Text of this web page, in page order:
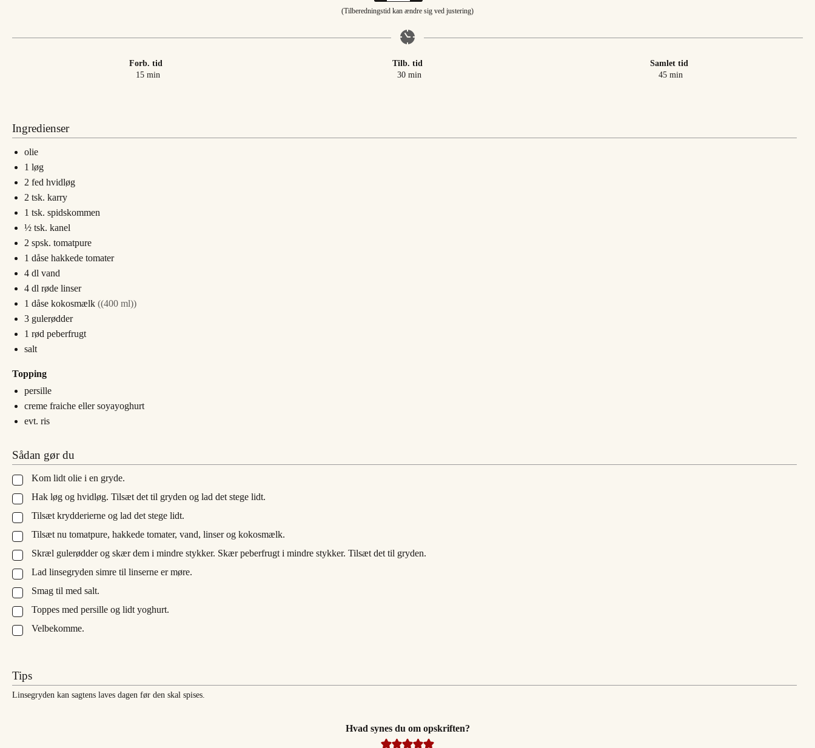
(Tilberedningstid kan ændre sig ved justering)
Forb. tid
15minutter
min
Tilb. tid
30minutter
min
Samlet tid
45minutter
min
Ingredienser
olie
1 løg
2 fed hvidløg
2 tsk. karry
1 tsk. spidskommen
½ tsk. kanel
2 spsk. tomatpure
1 dåse hakkede tomater
4 dl vand
4 dl røde linser
1 dåse kokosmælk ((400 ml))
3 gulerødder
1 rød peberfrugt
salt
Topping
persille
creme fraiche eller soyayoghurt
evt. ris
Sådan gør du
▢
Kom lidt olie i en gryde.
▢
Hak løg og hvidløg. Tilsæt det til gryden og lad det stege lidt.
▢
Tilsæt krydderierne og lad det stege lidt.
▢
Tilsæt nu tomatpure, hakkede tomater, vand, linser og kokosmælk.
▢
Skræl gulerødder og skær dem i mindre stykker. Skær peberfrugt i mindre stykker. Tilsæt det til gryden.
▢
Lad linsegryden simre til linserne er møre.
▢
Smag til med salt.
▢
Toppes med persille og lidt yoghurt.
▢
Velbekomme.
Tips
Linsegryden kan sagtens laves dagen før den skal spises.
Hvad synes du om opskriften?